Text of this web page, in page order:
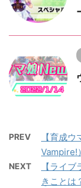
PREV
【育成
Vampire!
NEXT
【ライ
きことは